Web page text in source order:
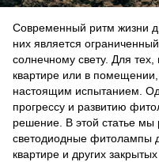
Современный ритм жизни
них является
солнечному свету. Для
квартире или в
настоящим испытанием.
прогрессу и развитию
решение. В этой статье мы
светодиодные фитолампы
квартире и других